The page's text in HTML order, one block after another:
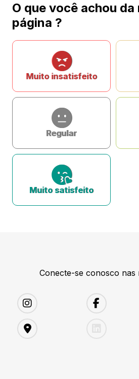
O que você achou da
página ?
Muito insatisfeito
Regular
Muito satisfeito
Conecte-se conosco nas